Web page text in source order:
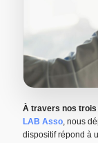
À travers nos
LAB Asso , nous
dispositif répond à